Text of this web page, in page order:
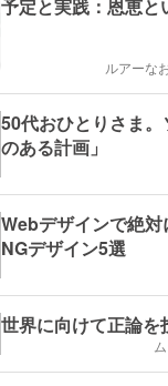
予定と実践：恩恵と
ルアーな
50代おひとりさま
のある計画」
Webデザインで絶
NGデザイン5選
世界に向けて正論を